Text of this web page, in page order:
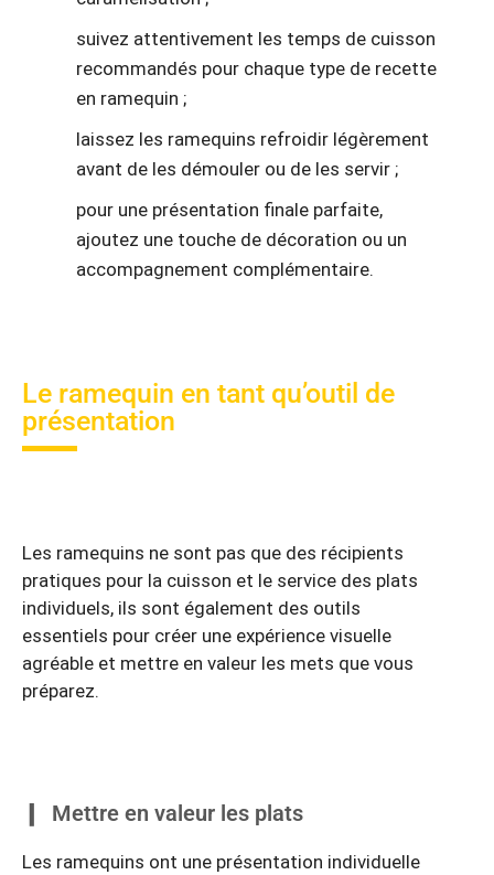
suivez attentivement les temps de cuisson
recommandés pour chaque type de recette
en ramequin ;
laissez les ramequins refroidir légèrement
avant de les démouler ou de les servir ;
pour une présentation finale parfaite,
ajoutez une touche de décoration ou un
accompagnement complémentaire.
Le ramequin en tant qu’outil de
présentation
Les ramequins ne sont pas que des récipients
pratiques pour la cuisson et le service des plats
individuels, ils sont également des outils
essentiels pour créer une expérience visuelle
agréable et mettre en valeur les mets que vous
préparez.
Mettre en valeur les plats
Les ramequins ont une présentation individuelle